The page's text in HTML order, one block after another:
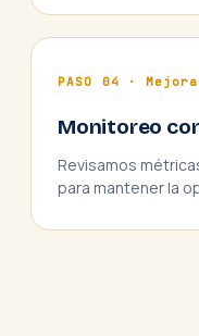
PASO 04 · Mejora
Monitoreo
Revisamos
para mantener la